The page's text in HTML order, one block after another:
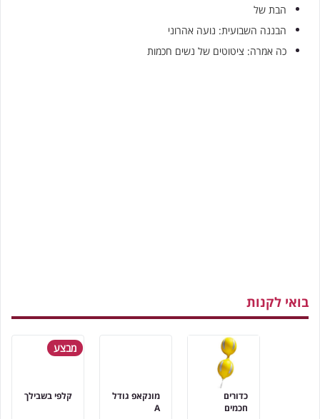
הבת של
הבננה השבועית: נועה אהרוני
כה אמרה: ציטוטים של נשים חכמות
בואי לקנות
מבצע
קלפי בשבילך
מונקאפ גודל
A
כדורים
חכמים